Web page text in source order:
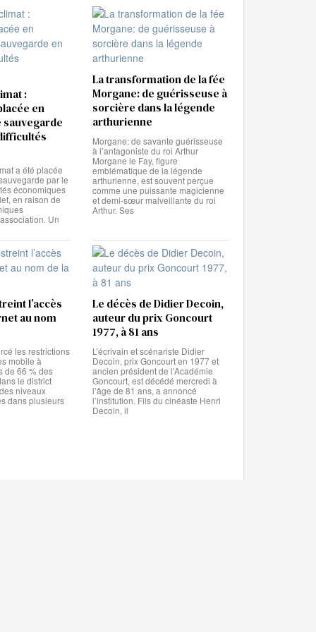
:
en
a été placée
par le
économiques
en raison de
Un
La transformation de la fée
Morgane: de guérisseuse à
sorcière dans la légende
arthurienne
Morgane: de savante guérisseuse
à l’antagoniste du roi Arthur
Morgane le Fay, figure
emblématique de la légende
arthurienne, est souvent perçue
comme une puissante magicienne
et demi-sœur malveillante du roi
Arthur. Ses
l’accès
au nom
les restrictions
mobile à
de 66 % des
le district
niveaux
dans plusieurs
Le décès de Didier Decoin,
auteur du prix Goncourt
1977, à 81 ans
L’écrivain et scénariste Didier
Decoin, prix Goncourt en 1977 et
ancien président de l’Académie
Goncourt, est décédé mercredi à
l’âge de 81 ans, a annoncé
l’institution. Fils du cinéaste Henri
Decoin, il